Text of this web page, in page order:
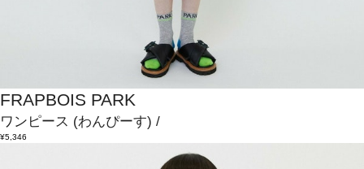
FRAPBOIS PARK
ワンピース (わんぴーす) /
¥5,346